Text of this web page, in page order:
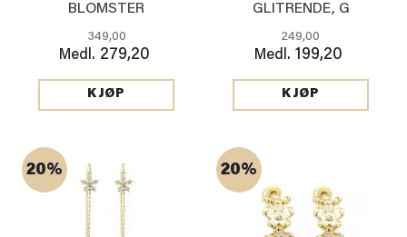
BLOMSTER
349,00
Medl. 279,20
KJØP
GLITRENDE, G
249,00
Medl. 199,20
KJØP
20% 20%